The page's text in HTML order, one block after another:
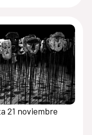
21 noviembre